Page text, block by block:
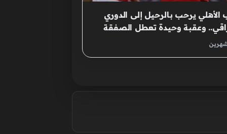
الأهلي يرحب بالرحيل إلى الدوري
وعقبة وحيدة تعطل الصفقة